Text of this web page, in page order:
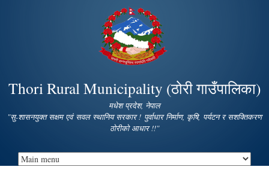
main
content
Thori Rural Municipality (ठोरी गाउँपालिका)
मधेश प्रदेश, नेपाल
"सु-शासनयुक्त सक्षम एवं सवल स्थानिय सरकार ! पुर्वाधार निर्माण, कृषि, पर्यटन र सशक्तिकरण
ठोरीको आधार !!"